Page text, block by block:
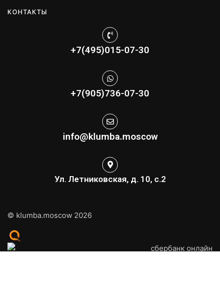
КОНТАКТЫ
+7(495)015-07-30
+7(905)736-07-30
info@klumba.moscow
Ул. Летниковская, д. 10, с.2
© klumba.moscow 2026